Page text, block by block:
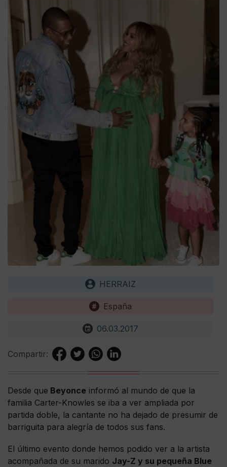
HERRAIZ
España
06.03.2017
Compartir:
Desde que Beyonce informó al mundo de que la
familia Carter-Knowles se iba a ver ampliada por
partida doble, la cantante no ha dejado de presumir de
barriguita para alegría de todos sus fans.
El último evento donde hemos podido ver a la artista
acompañada de su marido Jay-Z y su pequeña Blue